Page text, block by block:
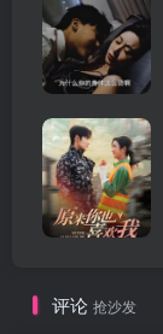
评论 抢沙发